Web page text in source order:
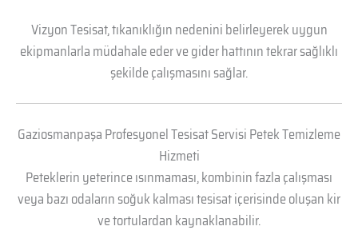
Vizyon Tesisat, tıkanıklığın nedenini belirleyerek uygun
ekipmanlarla müdahale eder ve gider hattının tekrar sağlıklı
şekilde çalışmasını sağlar.
Gaziosmanpaşa Profesyonel Tesisat Servisi Petek Temizleme
Hizmeti
Peteklerin yeterince ısınmaması, kombinin fazla çalışması
veya bazı odaların soğuk kalması tesisat içerisinde oluşan kir
ve tortulardan kaynaklanabilir.